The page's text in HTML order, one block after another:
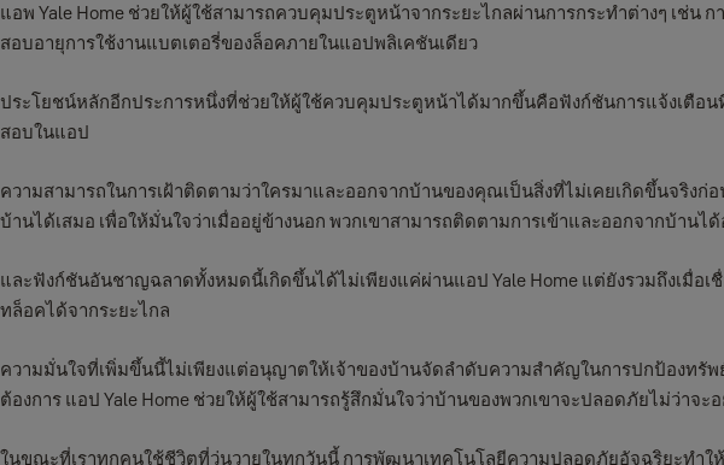
แอพ Yale Home ช่วยให้ผู้ใช้สามารถควบคุมประตูหน้าจากระยะไกลผ่านการกระทำต่างๆ เช่
สอบอายุการใช้งานแบตเตอรี่ของล็อคภายในแอปพลิเคชันเดียว
ประโยชน์หลักอีกประการหนึ่งที่ช่วยให้ผู้ใช้ควบคุมประตูหน้าได้มากขึ้นคือฟังก์ชันการแจ้งเตื
สอบในแอป
ความสามารถในการเฝ้าติดตามว่าใครมาและออกจากบ้านของคุณเป็นสิ่งที่ไม่เคยเกิดขึ้นจริ
บ้านได้เสมอ เพื่อให้มั่นใจว่าเมื่ออยู่ข้างนอก พวกเขาสามารถติดตามการเข้าและออกจากบ้านได้
และฟังก์ชันอันชาญฉลาดทั้งหมดนี้เกิดขึ้นได้ไม่เพียงแค่ผ่านแอป Yale Home แต่ยังรวมถึงเมื่
ทล็อคได้จากระยะไกล
ความมั่นใจที่เพิ่มขึ้นนี้ไม่เพียงแต่อนุญาตให้เจ้าของบ้านจัดลำดับความสำคัญในการปกป้องทรั
ต้องการ แอป Yale Home ช่วยให้ผู้ใช้สามารถรู้สึกมั่นใจว่าบ้านของพวกเขาจะปลอดภัยไม่ว่
ในขณะที่เราทุกคนใช้ชีวิตที่วุ่นวายในทุกวันนี้ การพัฒนาเทคโนโลยีความปลอดภัยอัจฉริยะทำใ